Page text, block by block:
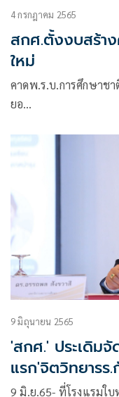
4 กรกฎาคม 2565
สกศ.ตั้งงบสร้าง
ใหม่
คาดพ.ร.บ.การศึกษาช
ยอ…
9 มิถุนายน 2565
'สกศ.' ประเดิม
แรก'จิตวิทยารร
9 มิ.ย.65- ที่โรงแรมใ